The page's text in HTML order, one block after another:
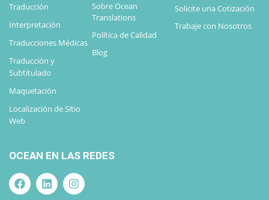
Traducción
Interpretación
Traducciones Médicas
Traducción y
Subtitulado
Maquetación
Localización de Sitio
Web
Sobre Ocean
Translations
Política de Calidad
Blog
Solicite una Cotización
Trabaje con Nosotros
OCEAN EN LAS REDES